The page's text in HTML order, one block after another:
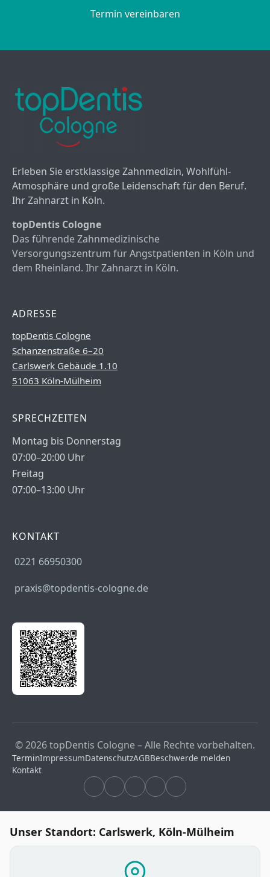
Termin vereinbaren
Erleben Sie erstklassige Zahnmedizin, Wohlfühl-
Atmosphäre und große Leidenschaft für den Beruf.
Ihr Zahnarzt in Köln.
topDentis Cologne
Das führende Zahnmedizinische
Versorgungszentrum für Angstpatienten in Köln und
dem Rheinland. Ihr Zahnarzt in Köln.
ADRESSE
topDentis Cologne
Schanzenstraße 6–20
Carlswerk Gebäude 1.10
51063 Köln-Mülheim
SPRECHZEITEN
Montag bis Donnerstag
07:00–20:00 Uhr
Freitag
07:00–13:00 Uhr
KONTAKT
0221 66950300
praxis@topdentis-cologne.de
© 2026 topDentis Cologne – Alle Rechte vorbehalten.
TerminImpressumDatenschutzAGBBeschwerde melden
Kontakt
Unser Standort: Carlswerk, Köln-Mülheim